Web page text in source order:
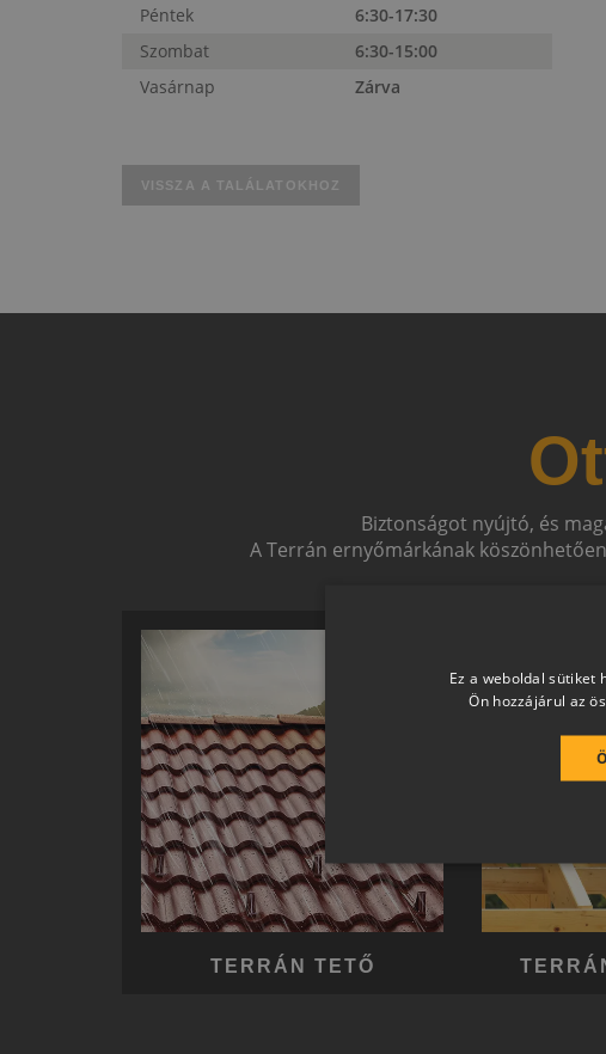
Péntek
6:30-17:30
Szombat
6:30-15:00
Vasárnap
Zárva
VISSZA A TALÁLATOKHOZ
Biztonságot nyújtó, és
A Terrán ernyőmárkának
TERRÁN TETŐ
Ez a weboldal sütiket
Ön hozzájárul az